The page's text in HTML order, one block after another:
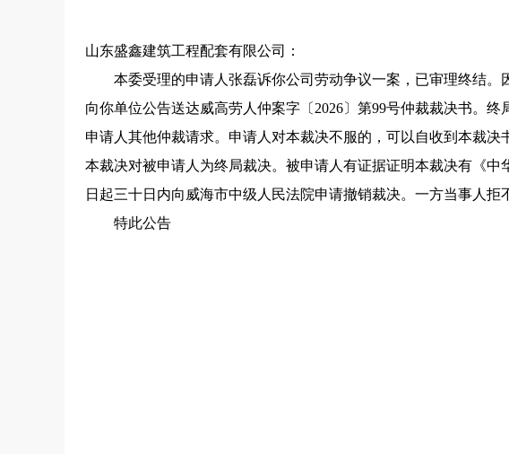
山东盛鑫建筑工程配套有限公司：
本委受理的申请人张磊诉你公司劳动争议一案，已审理终结
向你单位公告送达威高劳人仲案字〔2026〕第99号仲裁裁决书。
申请人其他仲裁请求。申请人对本裁决不服的，可以自收到本裁
本裁决对被申请人为终局裁决。被申请人有证据证明本裁决有《
日起三十日内向威海市中级人民法院申请撤销裁决。一方当事人
特此公告
威海火炬高技术产业
2026